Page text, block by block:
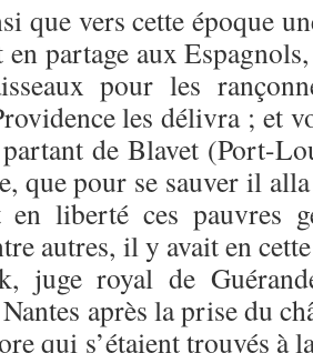
que vers cette époque
en partage aux
pour les
les délivra ; et
partant de Blavet (Port-
que pour se sauver il
liberté ces pauvres
autres, il y avait en
juge royal de
après la prise du
qui s’étaient trouvés à